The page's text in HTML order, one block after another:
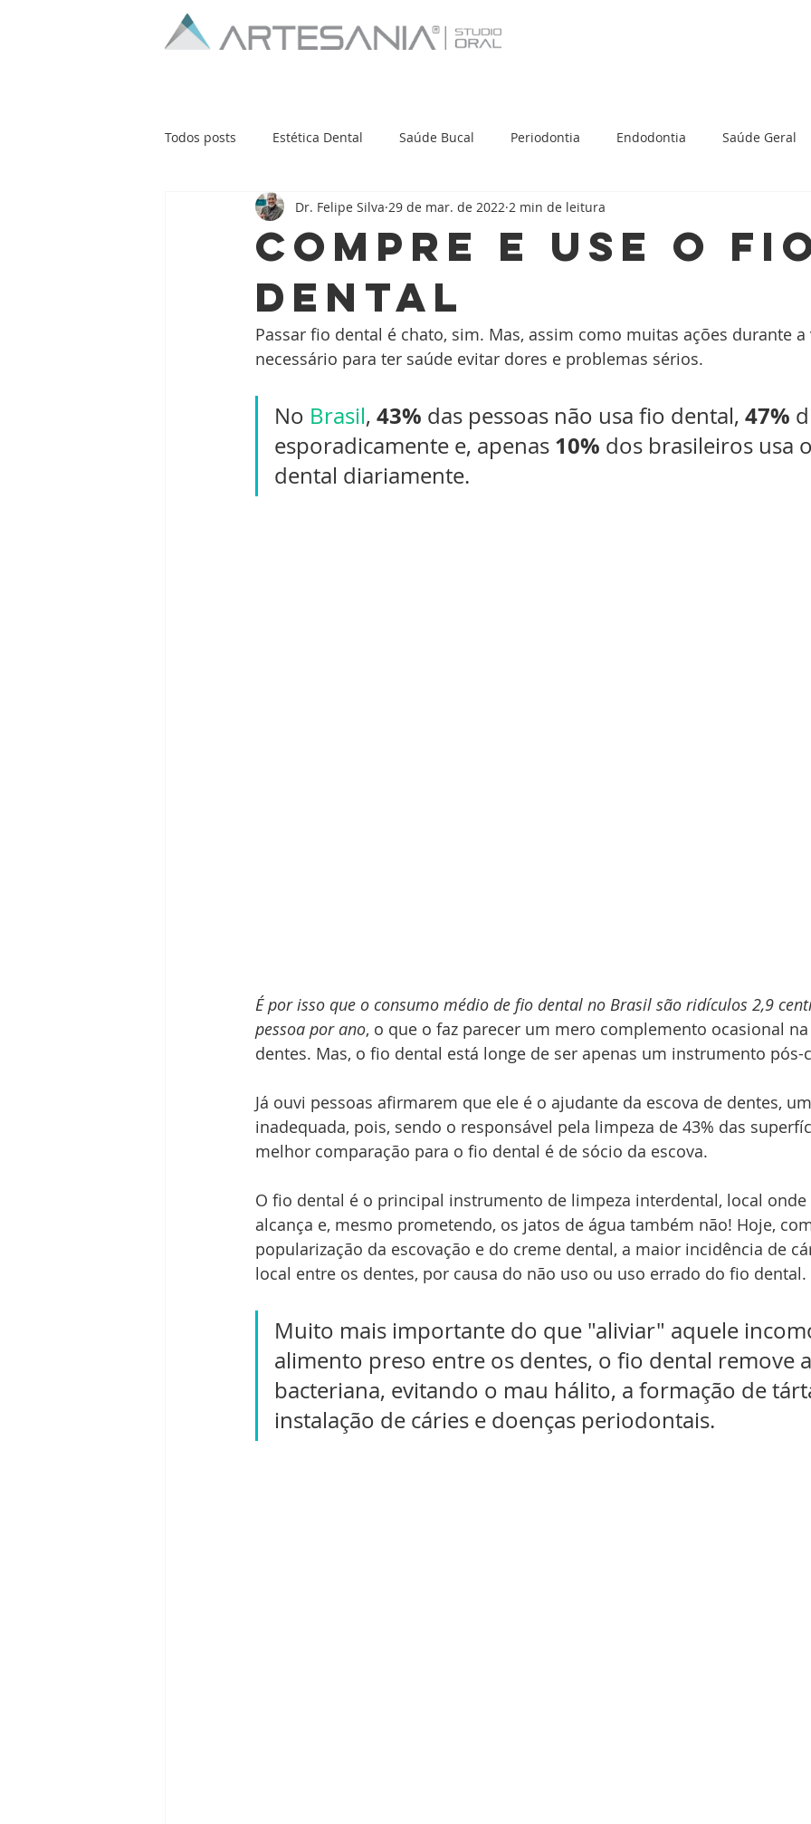
Todos posts Estética Dental Saúde Bucal Periodontia Endodontia Saúde Geral
Bruxismo Começar Sua comunidade Turismo
Compre e USE o
dental
Dr. Felipe Silva 29 de mar. de 2022 2 min de leitura
Passar fio dental é chato, sim. Mas, assim como muitas ações durante a
necessário para ter saúde evitar dores e problemas sérios.
No Brasil, 43% das pessoas não usa fio dental, 47%
esporadicamente e, apenas 10% dos brasileiros usa
dental diariamente.
É por isso que o consumo médio de fio dental no Brasil são ridículos 2,9
pessoa por ano, o que o faz parecer um mero complemento ocasional
dentes. Mas, o fio dental está longe de ser apenas um instrumento pós-
Já ouvi pessoas afirmarem que ele é o ajudante da escova de dentes,
inadequada, pois, sendo o responsável pela limpeza de 43% das
melhor comparação para o fio dental é de sócio da escova.
O fio dental é o principal instrumento de limpeza interdental, local onde
alcança e, mesmo prometendo, os jatos de água também não! Hoje,
popularização da escovação e do creme dental, a maior incidência de
local entre os dentes, por causa do não uso ou uso errado do fio dental.
Muito mais importante do que "aliviar" aquele
alimento preso entre os dentes, o fio dental remove
bacteriana, evitando o mau hálito, a formação de
instalação de cáries e doenças periodontais.